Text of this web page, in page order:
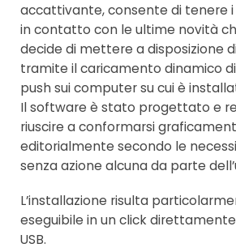
accattivante, consente di tenere
in contatto con le ultime novità
decide di mettere a disposizione
tramite il caricamento dinamico
push sui computer su cui è
Il software è stato progettato e
riuscire a conformarsi
editorialmente secondo le
senza azione alcuna da parte
L’installazione risulta
eseguibile in un click
USB.